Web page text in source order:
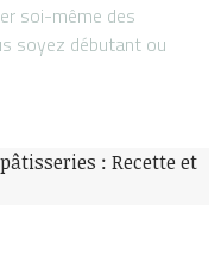
soi-même des
soyez débutant ou